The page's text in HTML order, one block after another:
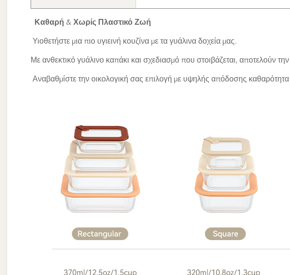
Καθαρή & Χωρίς Πλαστικό Ζωή
Υιοθετήστε μια πιο υγιεινή κουζίνα με τα γυάλινα δοχεία μας.
Με ανθεκτικό γυάλινο καπάκι και σχεδιασμό που στοιβάζεται, αποτελούν
Αναβαθμίστε την οικολογική σας επιλογή με υψηλής απόδοσης καθαρότητα.